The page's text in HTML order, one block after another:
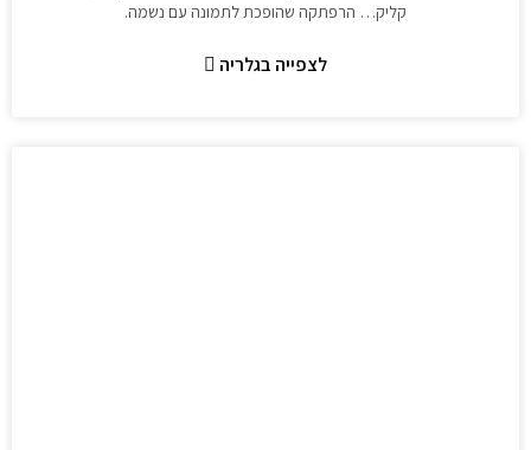
קליק… הרפתקה שהופכת לתמונה עם נשמה.
לצפייה בגלריה